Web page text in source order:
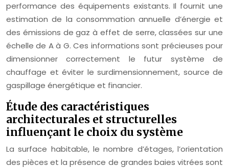
performance des équipements existants. Il fournit une
estimation de la consommation annuelle d’énergie et
des émissions de gaz à effet de serre, classées sur une
échelle de A à G. Ces informations sont précieuses pour
dimensionner correctement le futur système de
chauffage et éviter le surdimensionnement, source de
gaspillage énergétique et financier.
Étude des caractéristiques
architecturales et structurelles
influençant le choix du système
La surface habitable, le nombre d’étages, l’orientation
des pièces et la présence de grandes baies vitrées sont